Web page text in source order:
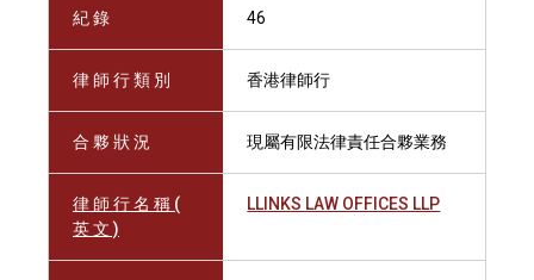
紀 錄 46
律 師 行 類 別 香港律師行
合 夥 狀 況 現屬有限法律責任合夥業務
律 師 行 名 稱 (
英 文 )
LLINKS LAW OFFICES LLP